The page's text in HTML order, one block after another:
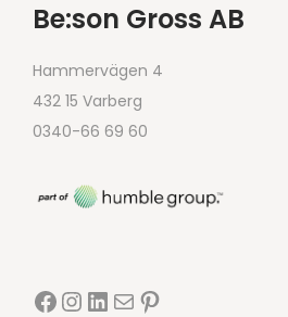
Be:son Gross AB
Hammervägen 4
432 15 Varberg
0340-66 69 60